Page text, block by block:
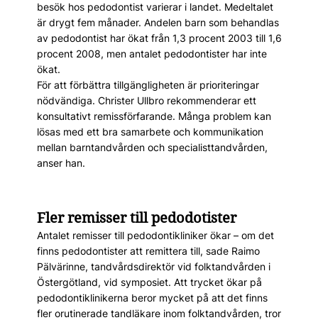
besök hos pedodontist varierar i landet. Medeltalet
är drygt fem månader. Andelen barn som behandlas
av pedodontist har ökat från 1,3 procent 2003 till 1,6
procent 2008, men antalet pedodontister har inte
ökat.
För att förbättra tillgängligheten är prioriteringar
nödvändiga. Christer Ullbro rekommenderar ett
konsultativt remissförfarande. Många problem kan
lösas med ett bra samarbete och kommunikation
mellan barntandvården och specialisttandvården,
anser han.
Fler remisser till pedodotister
Antalet remisser till pedodontikliniker ökar – om det
finns pedodontister att remittera till, sade Raimo
Pälvärinne, tandvårdsdirektör vid folktandvården i
Östergötland, vid symposiet. Att trycket ökar på
pedodontiklinikerna beror mycket på att det finns
fler orutinerade tandläkare inom folktandvården, tror